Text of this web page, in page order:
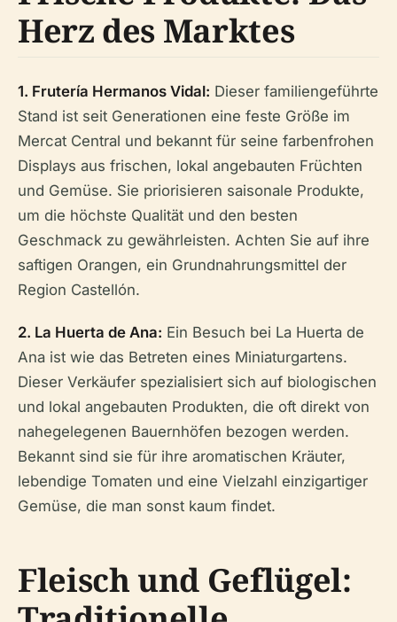
Herz des Marktes
1. Frutería Hermanos Vidal: Dieser familiengeführte
Stand ist seit Generationen eine feste Größe im
Mercat Central und bekannt für seine farbenfrohen
Displays aus frischen, lokal angebauten Früchten
und Gemüse. Sie priorisieren saisonale Produkte,
um die höchste Qualität und den besten
Geschmack zu gewährleisten. Achten Sie auf ihre
saftigen Orangen, ein Grundnahrungsmittel der
Region Castellón.
2. La Huerta de Ana: Ein Besuch bei La Huerta de
Ana ist wie das Betreten eines Miniaturgartens.
Dieser Verkäufer spezialisiert sich auf biologischen
und lokal angebauten Produkten, die oft direkt von
nahegelegenen Bauernhöfen bezogen werden.
Bekannt sind sie für ihre aromatischen Kräuter,
lebendige Tomaten und eine Vielzahl einzigartiger
Gemüse, die man sonst kaum findet.
Fleisch und Geflügel: